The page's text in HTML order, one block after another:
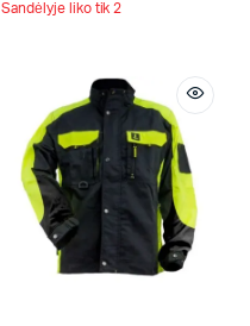
Sandėlyje liko tik 2